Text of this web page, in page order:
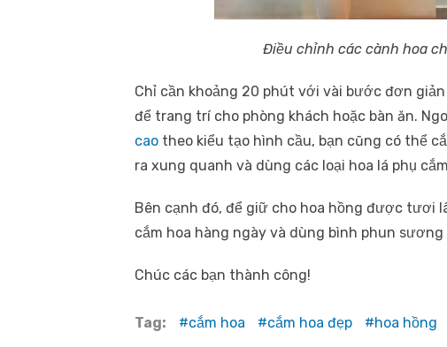
Điều chỉnh các cành hoa
Chỉ cần khoảng 20 phút với vài bước đơn
để trang trí cho phòng khách hoặc bàn ăn.
cao theo kiểu tạo hình cầu, bạn cũng có thể
ra xung quanh và dùng các loại hoa lá phụ
Bên cạnh đó, để giữ cho hoa hồng được tươi
cắm hoa hàng ngày và dùng bình phun
Chúc các bạn thành công!
Tag: cắm hoa cắm hoa đẹp hoa hồng